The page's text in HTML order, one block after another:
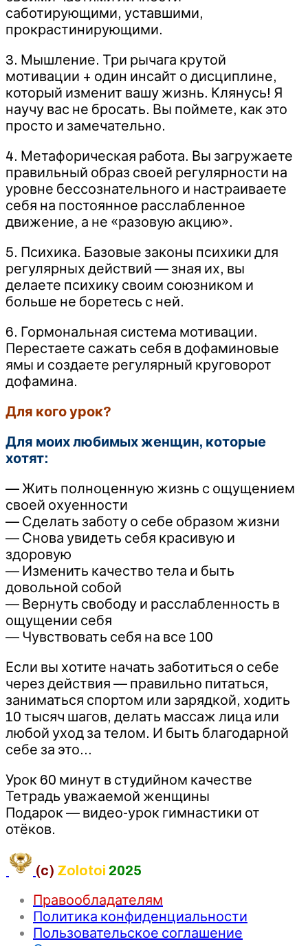
саботирующими, уставшими,
прокрастинирующими.
3. Мышление. Три рычага крутой
мотивации + один инсайт о дисциплине,
который изменит вашу жизнь. Клянусь! Я
научу вас не бросать. Вы поймете, как это
просто и замечательно.
4. Метафорическая работа. Вы загружаете
правильный образ своей регулярности на
уровне бессознательного и настраиваете
себя на постоянное расслабленное
движение, а не «разовую акцию».
5. Психика. Базовые законы психики для
регулярных действий — зная их, вы
делаете психику своим союзником и
больше не боретесь с ней.
6. Гормональная система мотивации.
Перестаете сажать себя в дофаминовые
ямы и создаете регулярный круговорот
дофамина.
Для кого урок?
Для моих любимых женщин, которые
хотят:
— Жить полноценную жизнь с ощущением
своей охуенности
— Сделать заботу о себе образом жизни
— Снова увидеть себя красивую и
здоровую
— Изменить качество тела и быть
довольной собой
— Вернуть свободу и расслабленность в
ощущении себя
— Чувствовать себя на все 100
Если вы хотите начать заботиться о себе
через действия — правильно питаться,
заниматься спортом или зарядкой, ходить
10 тысяч шагов, делать массаж лица или
любой уход за телом. И быть благодарной
себе за это…
Урок 60 минут в студийном качестве
Тетрадь уважаемой женщины
Подарок — видео-урок гимнастики от
отёков.
(c) Zolotoi 2025
Правообладателям
Политика конфиденциальности
Пользовательское соглашение